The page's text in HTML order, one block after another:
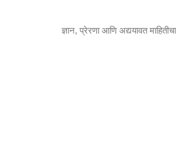
ज्ञान, प्रेरणा आणि अद्ययावत